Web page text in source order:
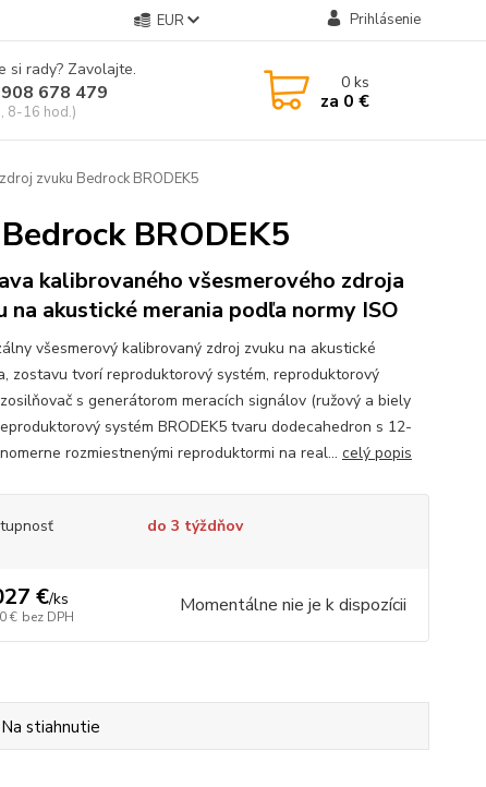
EUR Prihlásenie
si rady? Zavolajte.
678 479
8-16 hod.)
0ks
za 0 €
zvuku Bedrock BRODEK5
BRODEK5
kalibrovaného všesmerového zdroja
na akustické merania podľa normy ISO
všesmerový kalibrovaný zdroj zvuku na akustické
zostavu tvorí reproduktorový systém, reproduktorový
s generátorom meracích signálov (ružový a biely
systém BRODEK5 tvaru dodecahedron s 12-
rozmiestnenými reproduktormi na real... celý popis
do 3 týždňov
€/ks
€ bez DPH Momentálne nie je k dispozícii
Na stiahnutie